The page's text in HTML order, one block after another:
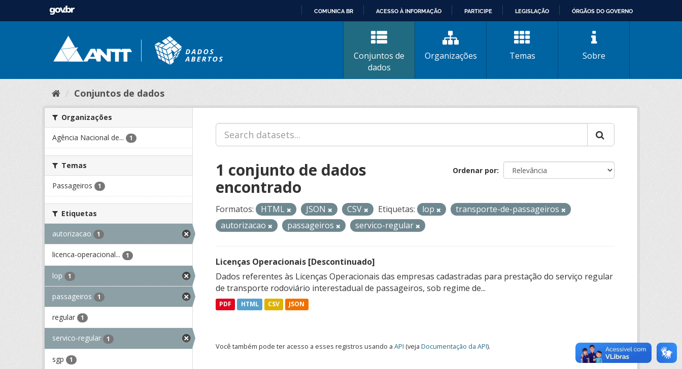
CONTEÚDO
COMUNICA BR ACESSO À INFORMAÇÃO PARTICIPE LEGISLAÇÃO ÓRGÃOS DO GOVERNO
Conjuntos de
dados
Organizações Temas Sobre
Conjuntos de dados
Organizações
Agência Nacional de... 1
Temas
Passageiros 1
Etiquetas
autorizacao 1
licenca-operacional... 1
lop 1
passageiros 1
regular 1
servico-regular 1
sgp 1
Ordenar por
1 conjunto de dados
encontrado
Formatos: HTML JSON CSV Etiquetas: lop
transporte-de-passageiros
autorizacao
passageiros servico-regular
Licenças Operacionais [Descontinuado]
Dados referentes às Licenças Operacionais das empresas cadastradas para prestação do serviço regular
de transporte rodoviário interestadual de passageiros, sob regime de...
PDF HTML CSV JSON
Você também pode ter acesso a esses registros usando a API (veja Documentação da API).